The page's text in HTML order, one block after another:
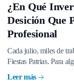
¿En Qué
Desición Que
Profesional
Cada julio, miles de
Fiestas Patrias. Para
Leer más